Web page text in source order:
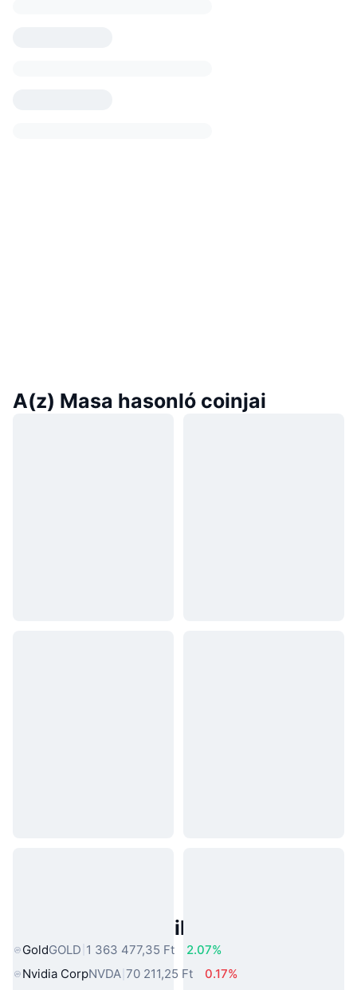
A(z) Masa hasonló coinjai
Népszerű Való Világbeli Eszközök
GoldGOLD 1 363 477,35 Ft
2.07%
Nvidia CorpNVDA 70 211,25 Ft
0.17%